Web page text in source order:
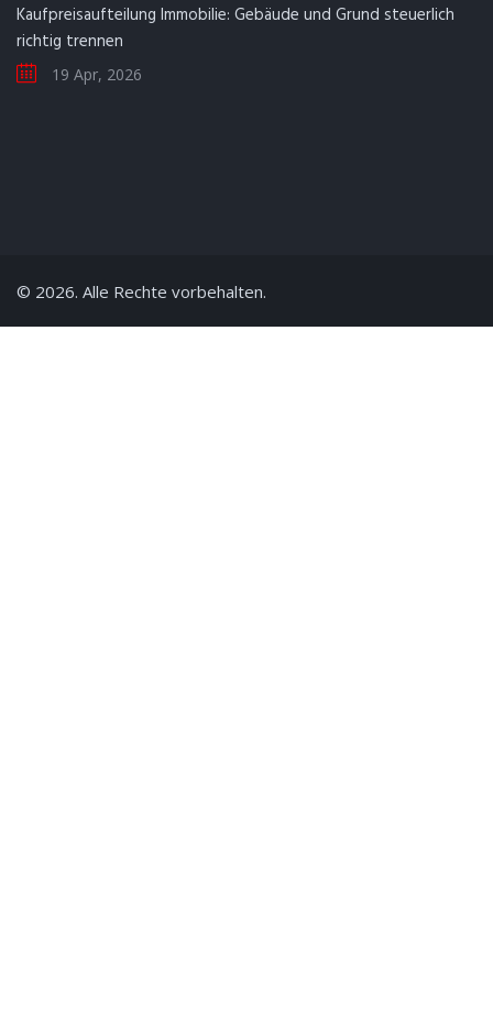
Kaufpreisaufteilung Immobilie: Gebäude und Grund steuerlich
richtig trennen
19 Apr, 2026
© 2026. Alle Rechte vorbehalten.